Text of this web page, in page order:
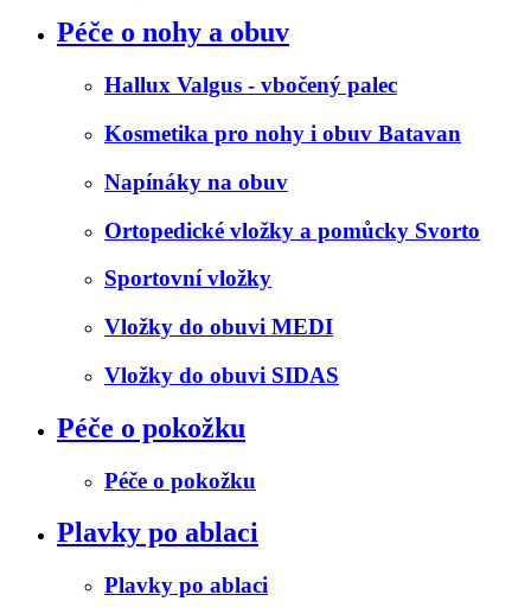
Péče o nohy a obuv
Hallux Valgus - vbočený palec
Kosmetika pro nohy i obuv Batavan
Napínáky na obuv
Ortopedické vložky a pomůcky Svorto
Sportovní vložky
Vložky do obuvi MEDI
Vložky do obuvi SIDAS
Péče o pokožku
Péče o pokožku
Plavky po ablaci
Plavky po ablaci